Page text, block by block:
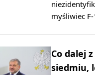
myśliwiec
Co dalej
siedmiu,